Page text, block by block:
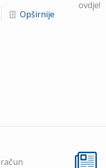
Opširnije
ovdje!